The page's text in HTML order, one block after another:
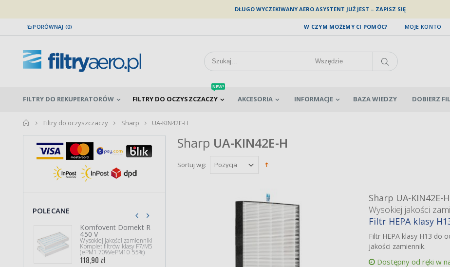
DŁUGO WYCZEKIWANY AERO ASYSTENT JUŻ JEST – ZAPISZ SIĘ
PORÓWNAJ (0) MOJE KONTO
W CZYM MOŻEMY CI POMÓC?
FILTRY DO REKUPERATORÓW FILTRY DO OCZYSZCZACZY
NEW!
AKCESORIA INFORMACJE BAZA WIEDZY DOBIERZ
home
Filtry do oczyszczaczy Sharp UA-KIN42E-H
Sharp UA-KIN42E-H
Sortuj wg:
Sharp UA-KIN42E-H
Wysokiej jakości
Filtr HEPA klasy
Filtr HEPA klasy H13 do
jakości zamiennik.
Dostępny od ręki w
POLECANE
Komfovent Domekt R
450 V
Wysokiej jakości zamienniki
Komplet filtrów klasy F7/M5
(ePM1 70%/ePM10 55%)
118,90 zł
Mitsubishi Lossnay
LGH-80RVX-E
Wysokiej jakości zamienniki
Komplet filtrów klasy G4